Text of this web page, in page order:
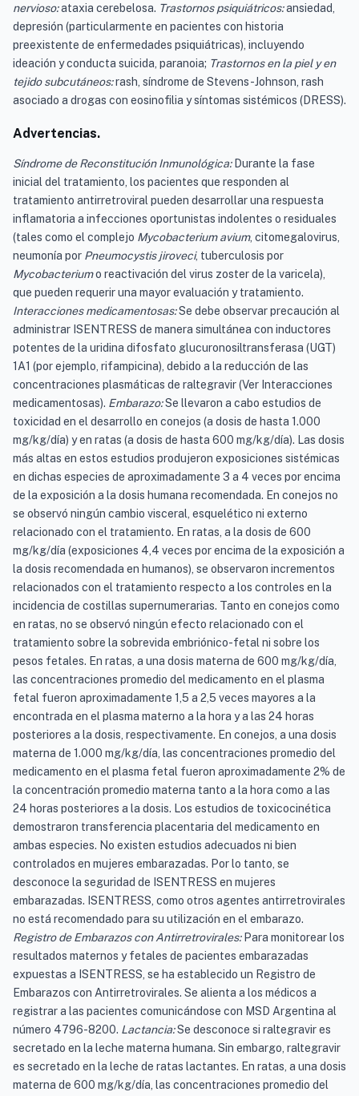
nervioso:ataxia cerebelosa. Trastornos psiquiátricos:ansiedad,
depresión (particularmente en pacientes con historia
preexistente de enfermedades psiquiátricas), incluyendo
ideación y conducta suicida, paranoia; Trastornos en la piel y en
tejido subcutáneos:rash, síndrome de Stevens-Johnson, rash
asociado a drogas con eosinofilia y síntomas sistémicos (DRESS).
Advertencias.
Síndrome de Reconstitución Inmunológica:Durante la fase
inicial del tratamiento, los pacientes que responden al
tratamiento antirretroviral pueden desarrollar una respuesta
inflamatoria a infecciones oportunistas indolentes o residuales
(tales como el complejo Mycobacterium avium, citomegalovirus,
neumonía por Pneumocystis jiroveci, tuberculosis por
Mycobacteriumo reactivación del virus zoster de la varicela),
que pueden requerir una mayor evaluación y tratamiento.
Interacciones medicamentosas:Se debe observar precaución al
administrar ISENTRESS de manera simultánea con inductores
potentes de la uridina difosfato glucuronosiltransferasa (UGT)
1A1 (por ejemplo, rifampicina), debido a la reducción de las
concentraciones plasmáticas de raltegravir (Ver Interacciones
medicamentosas). Embarazo:Se llevaron a cabo estudios de
toxicidad en el desarrollo en conejos (a dosis de hasta 1.000
mg/kg/día) y en ratas (a dosis de hasta 600 mg/kg/día). Las dosis
más altas en estos estudios produjeron exposiciones sistémicas
en dichas especies de aproximadamente 3 a 4 veces por encima
de la exposición a la dosis humana recomendada. En conejos no
se observó ningún cambio visceral, esquelético ni externo
relacionado con el tratamiento. En ratas, a la dosis de 600
mg/kg/día (exposiciones 4,4 veces por encima de la exposición a
la dosis recomendada en humanos), se observaron incrementos
relacionados con el tratamiento respecto a los controles en la
incidencia de costillas supernumerarias. Tanto en conejos como
en ratas, no se observó ningún efecto relacionado con el
tratamiento sobre la sobrevida embriónico-fetal ni sobre los
pesos fetales. En ratas, a una dosis materna de 600 mg/kg/día,
las concentraciones promedio del medicamento en el plasma
fetal fueron aproximadamente 1,5 a 2,5 veces mayores a la
encontrada en el plasma materno a la hora y a las 24 horas
posteriores a la dosis, respectivamente. En conejos, a una dosis
materna de 1.000 mg/kg/día, las concentraciones promedio del
medicamento en el plasma fetal fueron aproximadamente 2% de
la concentración promedio materna tanto a la hora como a las
24 horas posteriores a la dosis. Los estudios de toxicocinética
demostraron transferencia placentaria del medicamento en
ambas especies. No existen estudios adecuados ni bien
controlados en mujeres embarazadas. Por lo tanto, se
desconoce la seguridad de ISENTRESS en mujeres
embarazadas. ISENTRESS, como otros agentes antirretrovirales
no está recomendado para su utilización en el embarazo.
Registro de Embarazos con Antirretrovirales:Para monitorear los
resultados maternos y fetales de pacientes embarazadas
expuestas a ISENTRESS, se ha establecido un Registro de
Embarazos con Antirretrovirales. Se alienta a los médicos a
registrar a las pacientes comunicándose con MSD Argentina al
número 4796-8200. Lactancia:Se desconoce si raltegravir es
secretado en la leche materna humana. Sin embargo, raltegravir
es secretado en la leche de ratas lactantes. En ratas, a una dosis
materna de 600 mg/kg/día, las concentraciones promedio del